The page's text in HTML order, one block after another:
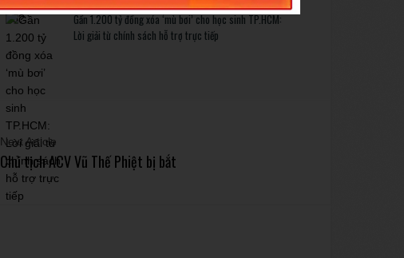
Gần 1.200 tỷ đồng xóa ‘mù bơi’ cho học sinh TP.HCM:
Lời giải từ chính sách hỗ trợ trực tiếp
Next Article
Chủ tịch ACV Vũ Thế Phiệt bị bắt